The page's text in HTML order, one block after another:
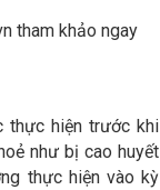
tham khảo ngay
thực hiện trước khi
như bị cao huyết
thực hiện vào kỳ